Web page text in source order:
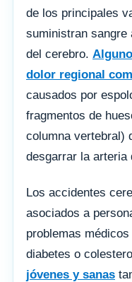
de los principales
suministran sangre
del cerebro.
dolor regional
causados ​​por
fragmentos de
columna vertebral)
desgarrar la arteria
Los accidentes
asociados a
problemas
diabetes o
jóvenes y sanas